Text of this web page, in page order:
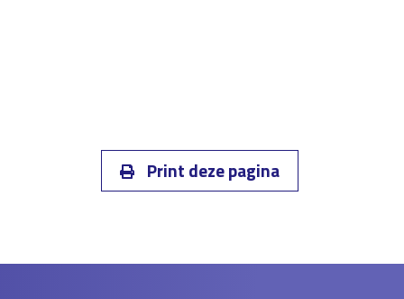
Print deze pagina